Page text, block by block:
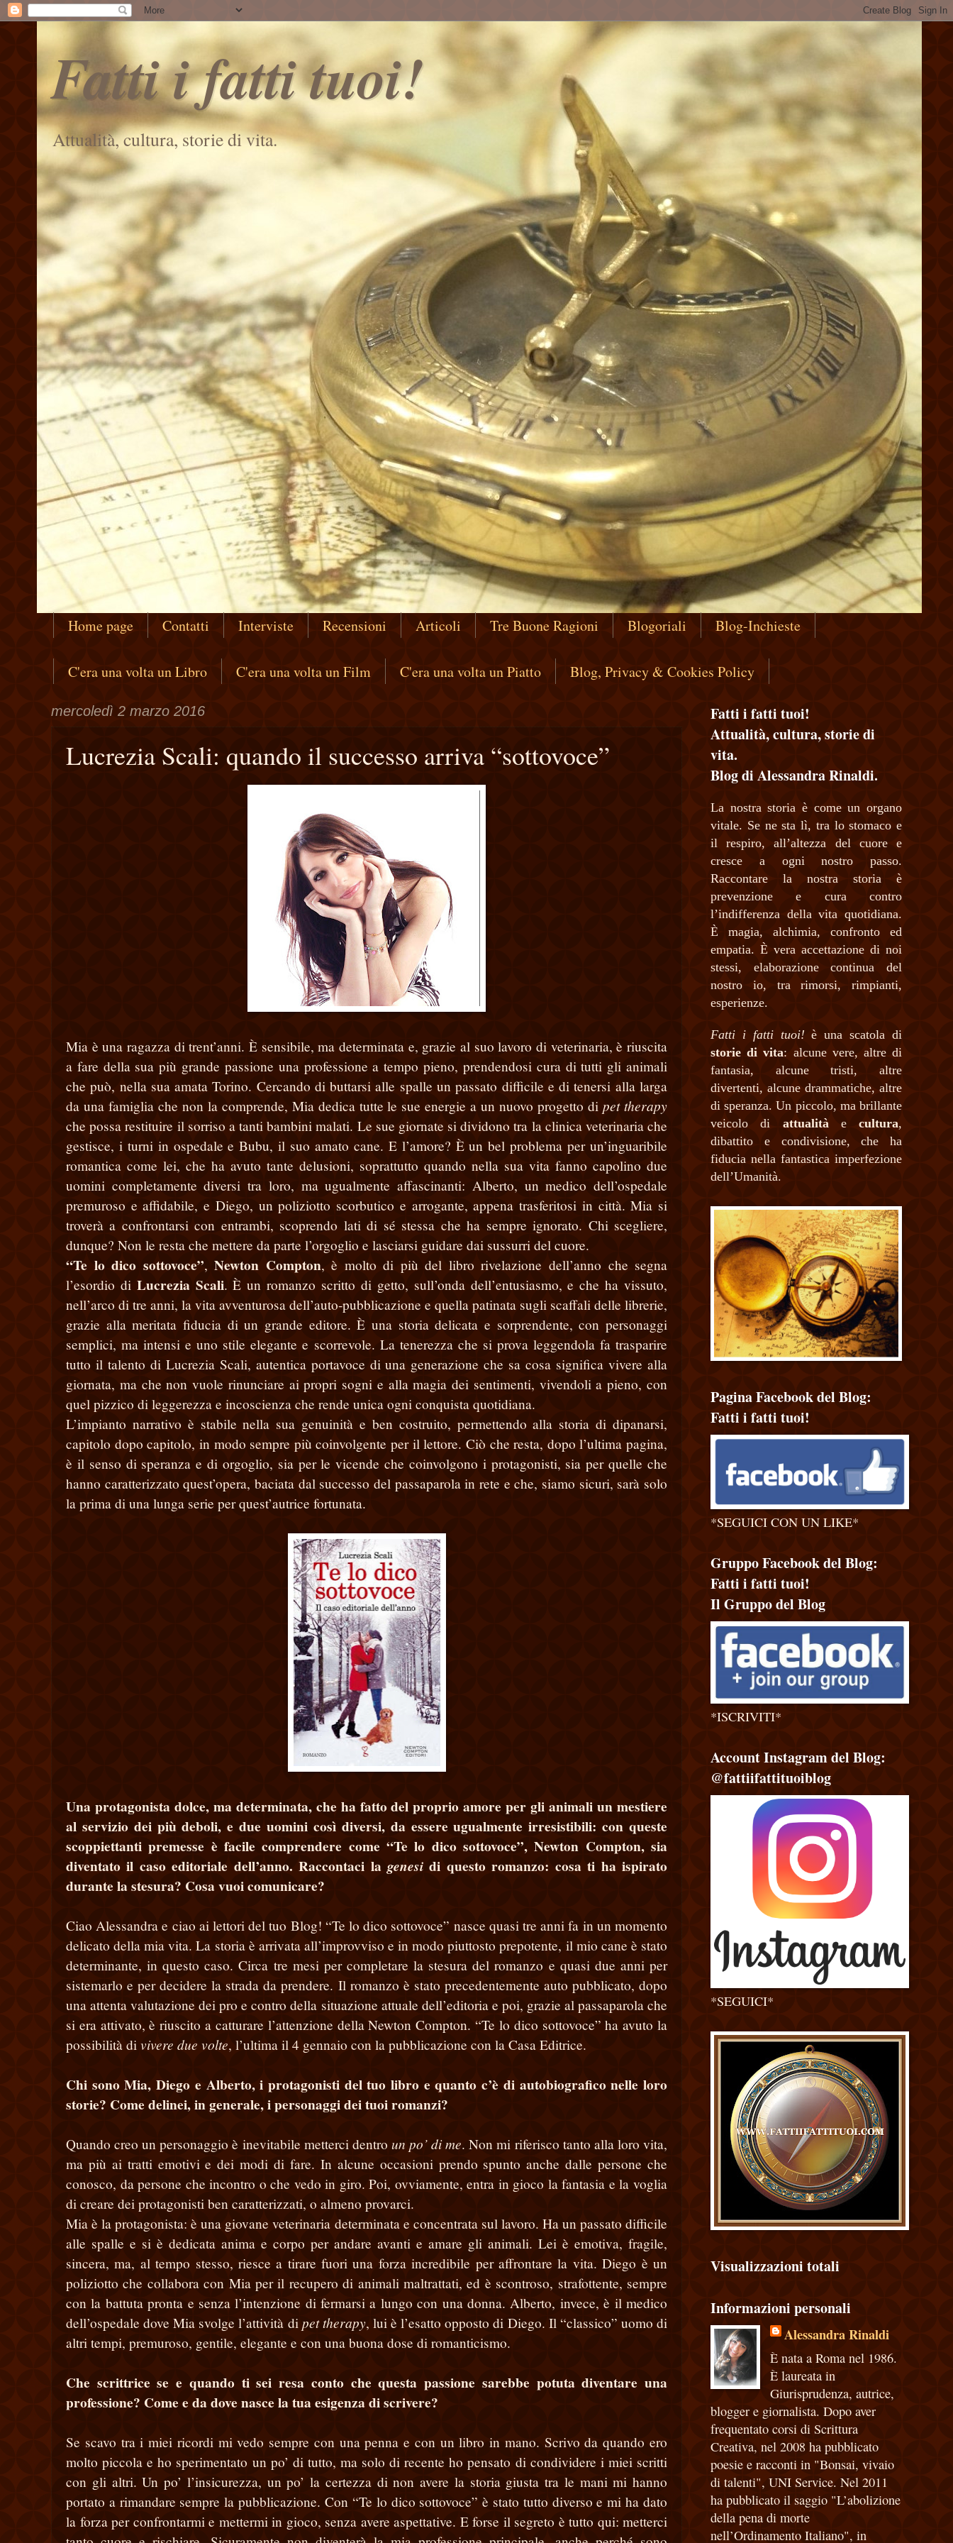
Fatti i fatti tuoi!
Attualità, cultura, storie di vita.
Home page Contatti Interviste Recensioni Articoli Tre Buone Ragioni Blogoriali Blog-Inchieste
C'era una volta un Libro C'era una volta un Film C'era una volta un Piatto Blog, Privacy & Cookies Policy
mercoledì 2 marzo 2016
Lucrezia Scali: quando il successo arriva “sottovoce”
Mia è una ragazza di trent’anni. È sensibile, ma determinata e, grazie al suo lavoro di veterinaria, è riuscita
a fare della sua più grande passione una professione a tempo pieno, prendendosi cura di tutti gli animali
che può, nella sua amata Torino. Cercando di buttarsi alle spalle un passato difficile e di tenersi alla larga
da una famiglia che non la comprende, Mia dedica tutte le sue energie a un nuovo progetto dipet therapy
che possa restituire il sorriso a tanti bambini malati. Le sue giornate si dividono tra la clinica veterinaria che
gestisce, i turni in ospedale e Bubu, il suo amato cane. E l’amore? È un bel problema per un’inguaribile
romantica come lei, che ha avuto tante delusioni, soprattutto quando nella sua vita fanno capolino due
uomini completamente diversi tra loro, ma ugualmente affascinanti: Alberto, un medico dell’ospedale
premuroso e affidabile, e Diego, un poliziotto scorbutico e arrogante, appena trasferitosi in città. Mia si
troverà a confrontarsi con entrambi, scoprendo lati di sé stessa che ha sempre ignorato. Chi scegliere,
dunque? Non le resta che mettere da parte l’orgoglio e lasciarsi guidare dai sussurri del cuore.
“Te lo dico sottovoce”,Newton Compton, è molto di più del libro rivelazione dell’anno che segna
l’esordio di Lucrezia Scali. È un romanzo scritto di getto, sull’onda dell’entusiasmo, e che ha vissuto,
nell’arco di tre anni, la vita avventurosa dell’auto-pubblicazione e quella patinata sugli scaffali delle librerie,
grazie alla meritata fiducia di un grande editore. È una storia delicata e sorprendente, con personaggi
semplici, ma intensi e uno stile elegante e scorrevole. La tenerezza che si prova leggendola fa trasparire
tutto il talento di Lucrezia Scali, autentica portavoce di una generazione che sa cosa significa vivere alla
giornata, ma che non vuole rinunciare ai propri sogni e alla magia dei sentimenti, vivendoli a pieno, con
quel pizzico di leggerezza e incoscienza che rende unica ogni conquista quotidiana.
L’impianto narrativo è stabile nella sua genuinità e ben costruito, permettendo alla storia di dipanarsi,
capitolo dopo capitolo, in modo sempre più coinvolgente per il lettore. Ciò che resta, dopo l’ultima pagina,
è il senso di speranza e di orgoglio, sia per le vicende che coinvolgono i protagonisti, sia per quelle che
hanno caratterizzato quest’opera, baciata dal successo del passaparola in rete e che, siamo sicuri, sarà solo
la prima di una lunga serie per quest’autrice fortunata.
Una protagonista dolce, ma determinata, che ha fatto del proprio amore per gli animali un mestiere
al servizio dei più deboli, e due uomini così diversi, da essere ugualmente irresistibili: con queste
scoppiettanti premesse è facile comprendere come “Te lo dico sottovoce”, Newton Compton, sia
diventato il caso editoriale dell’anno. Raccontaci lagenesidi questo romanzo: cosa ti ha ispirato
durante la stesura? Cosa vuoi comunicare?
Ciao Alessandra e ciao ai lettori del tuo Blog! “Te lo dico sottovoce” nasce quasi tre anni fa in un momento
delicato della mia vita. La storia è arrivata all’improvviso e in modo piuttosto prepotente, il mio cane è stato
determinante, in questo caso. Circa tre mesi per completare la stesura del romanzo e quasi due anni per
sistemarlo e per decidere la strada da prendere. Il romanzo è stato precedentemente auto pubblicato, dopo
una attenta valutazione dei pro e contro della situazione attuale dell’editoria e poi, grazie al passaparola che
si era attivato, è riuscito a catturare l’attenzione della Newton Compton. “Te lo dico sottovoce” ha avuto la
possibilità di vivere due volte, l’ultima il 4 gennaio con la pubblicazione con la Casa Editrice.
Chi sono Mia, Diego e Alberto, i protagonisti del tuo libro e quanto c’è di autobiografico nelle loro
storie? Come delinei, in generale, i personaggi dei tuoi romanzi?
Quando creo un personaggio è inevitabile metterci dentro un po’ di me. Non mi riferisco tanto alla loro vita,
ma più ai tratti emotivi e dei modi di fare. In alcune occasioni prendo spunto anche dalle persone che
conosco, da persone che incontro o che vedo in giro. Poi, ovviamente, entra in gioco la fantasia e la voglia
di creare dei protagonisti ben caratterizzati, o almeno provarci.
Mia è la protagonista: è una giovane veterinaria determinata e concentrata sul lavoro. Ha un passato difficile
alle spalle e si è dedicata anima e corpo per andare avanti e amare gli animali. Lei è emotiva, fragile,
sincera, ma, al tempo stesso, riesce a tirare fuori una forza incredibile per affrontare la vita. Diego è un
poliziotto che collabora con Mia per il recupero di animali maltrattati, ed è scontroso, strafottente, sempre
con la battuta pronta e senza l’intenzione di fermarsi a lungo con una donna. Alberto, invece, è il medico
dell’ospedale dove Mia svolge l’attività di pet therapy, lui è l’esatto opposto di Diego. Il “classico” uomo di
altri tempi, premuroso, gentile, elegante e con una buona dose di romanticismo.
Che scrittrice se e quando ti sei resa conto che questa passione sarebbe potuta diventare una
professione? Come e da dove nasce la tua esigenza di scrivere?
Se scavo tra i miei ricordi mi vedo sempre con una penna e con un libro in mano. Scrivo da quando ero
molto piccola e ho sperimentato un po’ di tutto, ma solo di recente ho pensato di condividere i miei scritti
con gli altri. Un po’ l’insicurezza, un po’ la certezza di non avere la storia giusta tra le mani mi hanno
portato a rimandare sempre la pubblicazione. Con “Te lo dico sottovoce” è stato tutto diverso e mi ha dato
la forza per confrontarmi e mettermi in gioco, senza avere aspettative. E forse il segreto è tutto qui: metterci
Fatti i fatti tuoi!
Attualità, cultura, storie di
vita.
Blog di Alessandra Rinaldi.
La nostra storia è come un organo
vitale. Se ne sta lì, tra lo stomaco e
il respiro, all’altezza del cuore e
cresce a ogni nostro passo.
Raccontare la nostra storia è
prevenzione e cura contro
l’indifferenza della vita quotidiana.
È magia, alchimia, confronto ed
empatia. È vera accettazione di noi
stessi, elaborazione continua del
nostro io, tra rimorsi, rimpianti,
esperienze.
Fatti i fatti tuoi!è una scatola di
storie di vita: alcune vere, altre di
fantasia, alcune tristi, altre
divertenti, alcune drammatiche, altre
di speranza. Un piccolo, ma brillante
veicolo di attualità e cultura,
dibattito e condivisione, che ha
fiducia nella fantastica imperfezione
dell’Umanità.
Pagina Facebook del Blog:
Fatti i fatti tuoi!
*SEGUICI CON UN LIKE*
Gruppo Facebook del Blog:
Fatti i fatti tuoi!
Il Gruppo del Blog
*ISCRIVITI*
Account Instagram del Blog:
@fattiifattituoiblog
*SEGUICI*
Visualizzazioni totali
Informazioni personali
Alessandra Rinaldi
È nata a Roma nel 1986.
È laureata in
Giurisprudenza, autrice,
blogger e giornalista. Dopo aver
frequentato corsi di Scrittura
Creativa, nel 2008 ha pubblicato
poesie e racconti in "Bonsai, vivaio
di talenti", UNI Service. Nel 2011
ha pubblicato il saggio "L’abolizione
della pena di morte
nell’Ordinamento Italiano", in